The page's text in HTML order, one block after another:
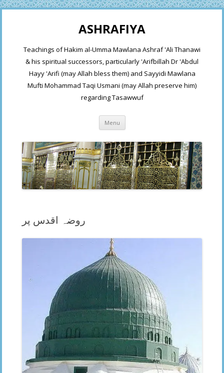
ASHRAFIYA
Teachings of Hakim al-Umma Mawlana Ashraf 'Ali Thanawi
& his spiritual successors, particularly 'Arifbillah Dr 'Abdul
Hayy 'Arifi (may Allah bless them) and Sayyidi Mawlana
Mufti Mohammad Taqi Usmani (may Allah preserve him)
regarding Tasawwuf
Menu Skip
content
روضہ اقدس پر